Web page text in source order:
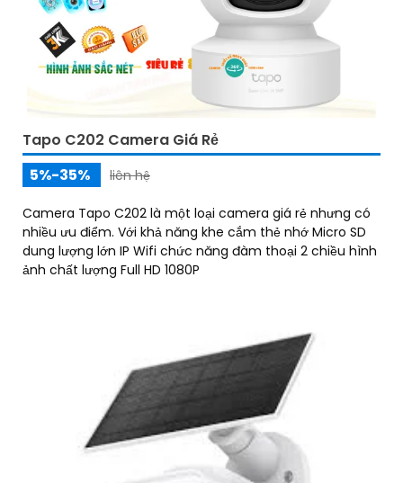
Tapo C202 Camera Giá Rẻ
5%-35%
liên hệ
Camera Tapo C202 là một loại camera giá rẻ nhưng có
nhiều ưu điểm. Với khả năng khe cắm thẻ nhớ Micro SD
dung lượng lớn IP Wifi chức năng đàm thoại 2 chiều hình
ảnh chất lượng Full HD 1080P